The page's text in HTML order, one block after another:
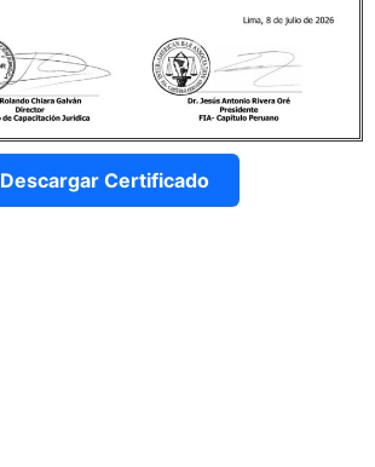
Descargar Certificado